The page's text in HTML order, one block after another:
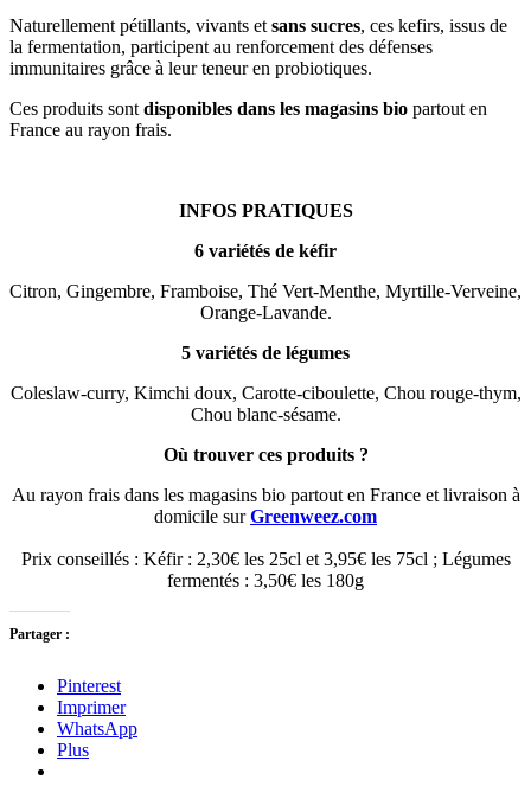
Naturellement pétillants, vivants et sans sucres, ces kefirs, issus de
la fermentation, participent au renforcement des défenses
immunitaires grâce à leur teneur en probiotiques.
Ces produits sont disponibles dans les magasins bio partout en
France au rayon frais.
INFOS PRATIQUES
6 variétés de kéfir
Citron, Gingembre, Framboise, Thé Vert-Menthe, Myrtille-Verveine,
Orange-Lavande.
5 variétés de légumes
Coleslaw-curry, Kimchi doux, Carotte-ciboulette, Chou rouge-thym,
Chou blanc-sésame.
Où trouver ces produits ?
Au rayon frais dans les magasins bio partout en France et livraison à
domicile surGreenweez.com
Prix conseillés : Kéfir : 2,30€ les 25cl et 3,95€ les 75cl ; Légumes
fermentés : 3,50€ les 180g
Partager :
Pinterest
Imprimer
WhatsApp
Plus